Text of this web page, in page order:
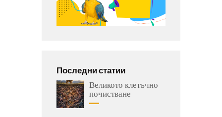
Последни статии
Великото клетъчно
почистване